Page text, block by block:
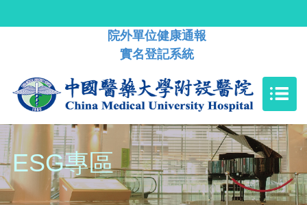
院外單位健康通報
實名登記系統
ESG專區